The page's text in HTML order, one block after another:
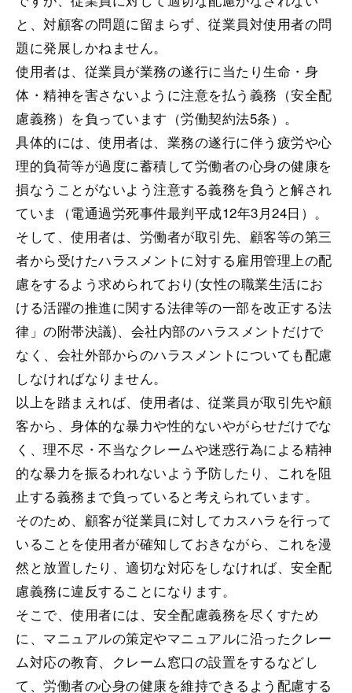
と、対顧客の問題に留まらず、従業員対使用者の問
題に発展しかねません。
使用者は、従業員が業務の遂行に当たり生命・身
体・精神を害さないように注意を払う義務（安全配
慮義務）を負っています（労働契約法5条）。
具体的には、使用者は、業務の遂行に伴う疲労や心
理的負荷等が過度に蓄積して労働者の心身の健康を
損なうことがないよう注意する義務を負うと解され
ていま（電通過労死事件最判平成12年3月24日）。
そして、使用者は、労働者が取引先、顧客等の第三
者から受けたハラスメントに対する雇用管理上の配
慮をするよう求められており(女性の職業生活にお
ける活躍の推進に関する法律等の一部を改正する法
律」の附帯決議)、会社内部のハラスメントだけで
なく、会社外部からのハラスメントについても配慮
しなければなりません。
以上を踏まえれば、使用者は、従業員が取引先や顧
客から、身体的な暴力や性的ないやがらせだけでな
く、理不尽・不当なクレームや迷惑行為による精神
的な暴力を振るわれないよう予防したり、これを阻
止する義務まで負っていると考えられています。
そのため、顧客が従業員に対してカスハラを行って
いることを使用者が確知しておきながら、これを漫
然と放置したり、適切な対応をしなければ、安全配
慮義務に違反することになります。
そこで、使用者には、安全配慮義務を尽くすため
に、マニュアルの策定やマニュアルに沿ったクレー
ム対応の教育、クレーム窓口の設置をするなどし
て、労働者の心身の健康を維持できるよう配慮する